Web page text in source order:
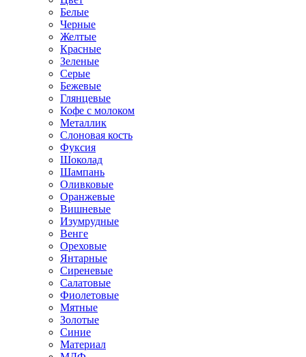
Белые
Черные
Желтые
Красные
Зеленые
Серые
Бежевые
Глянцевые
Кофе с молоком
Металлик
Слоновая кость
Фуксия
Шоколад
Шампань
Оливковые
Оранжевые
Вишневые
Изумрудные
Венге
Ореховые
Янтарные
Сиреневые
Салатовые
Фиолетовые
Мятные
Золотые
Синие
Материал